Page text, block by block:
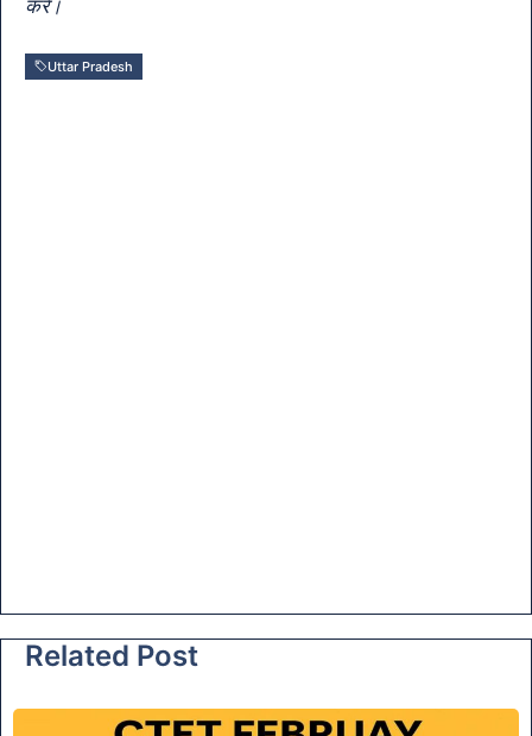
करे।
Uttar Pradesh
Related Post